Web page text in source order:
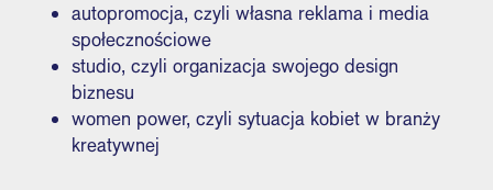
autopromocja, czyli własna reklama i media
społecznościowe
studio, czyli organizacja swojego design
biznesu
women power, czyli sytuacja kobiet w branży
kreatywnej